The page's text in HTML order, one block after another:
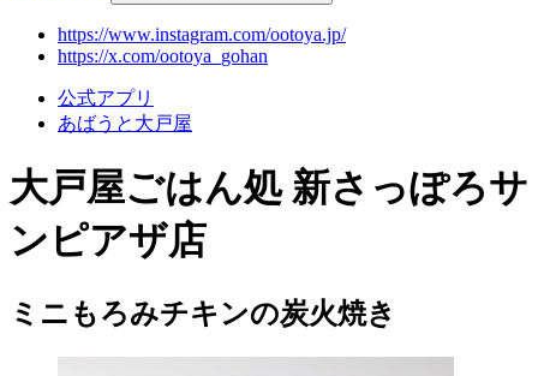
https://www.instagram.com/ootoya.jp/
https://x.com/ootoya_gohan
公式アプリ
あばうと大戸屋
大戸屋ごはん処 新さっぽろサ
ンピアザ店
ミニもろみチキンの炭火焼き